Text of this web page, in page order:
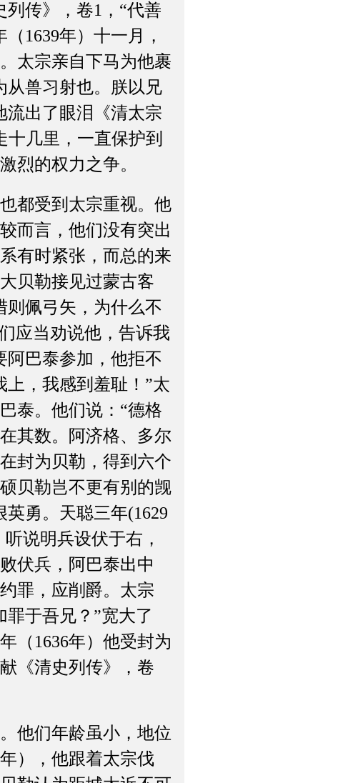
传》，卷1，“代善
1639年）十一月，
太宗亲自下马为他裹
从兽习射也。朕以兄
流出了眼泪《清太宗
几里，一直保护到
烈的权力之争。
都受到太宗重视。他
而言，他们没有突出
有时紧张，而总的来
贝勒接见过蒙古客
则佩弓矢，为什么不
应当劝说他，告诉我
阿巴泰参加，他拒不
，我感到羞耻！”太
泰。他们说：“德格
其数。阿济格、多尔
封为贝勒，得到六个
贝勒岂不更有别的觊
勇。天聪三年(1629
说明兵设伏于右，
伏兵，阿巴泰出中
罪，应削爵。太宗
于吾兄？”宽大了
（1636年）他受封为
《清史列传》，卷
他们年龄虽小，地位
），他跟着太宗伐